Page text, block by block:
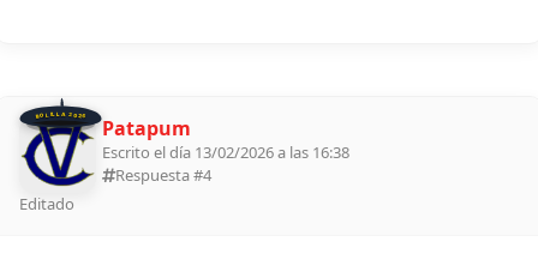
BOLILLA 2026 Patapum
Escrito el día 13/02/2026 a las 16:38
Respuesta #4
Editado